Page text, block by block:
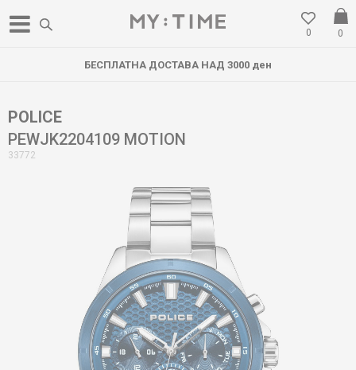
0
0
БЕСПЛАТНА ДОСТАВА НАД 3000 ден
POLICE
PEWJK2204109 MOTION
33772